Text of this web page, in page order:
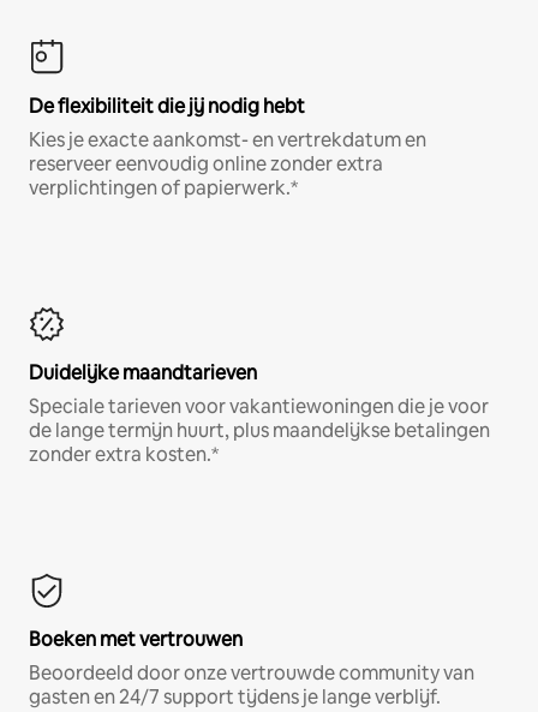
De flexibiliteit die jij nodig hebt
Kies je exacte aankomst- en vertrekdatum en
reserveer eenvoudig online zonder extra
verplichtingen of papierwerk.*
Duidelijke maandtarieven
Speciale tarieven voor vakantiewoningen die je voor
de lange termijn huurt, plus maandelijkse betalingen
zonder extra kosten.*
Boeken met vertrouwen
Beoordeeld door onze vertrouwde community van
gasten en 24/7 support tijdens je lange verblijf.